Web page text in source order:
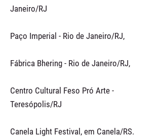
Janeiro/RJ
Paço Imperial - Rio de Janeiro/RJ,
Fábrica Bhering - Rio de Janeiro/RJ,
Centro Cultural Feso Pró Arte -
Teresópolis/RJ
Canela Light Festival, em Canela/RS.